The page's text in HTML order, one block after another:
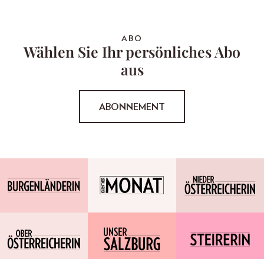
ABO
Wählen Sie Ihr persönliches Abo
aus
ABONNEMENT